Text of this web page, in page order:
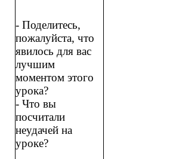
- Поделитесь,
пожалуйста, что
явилось для вас
лучшим
моментом этого
урока?
- Что вы
посчитали
неудачей на
уроке?